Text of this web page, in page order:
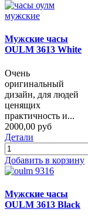
Мужские часы
OULM 3613 White
Очень
оригинальный
дизайн, для людей
ценящих
практичность и...
2000,00 руб
Детали
Добавить в корзину
Мужские часы
OULM 3613 Black